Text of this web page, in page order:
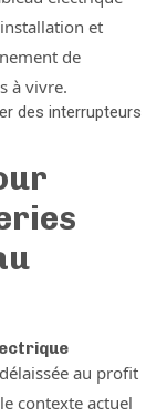
et
de
à vivre.
des interrupteurs
au profit
contexte actuel